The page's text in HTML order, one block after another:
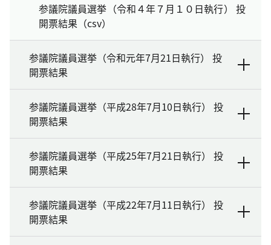
参議院議員選挙（令和４年７月１０日執行） 投
開票結果（csv）
参議院議員選挙（令和元年7月21日執行） 投
開票結果
参議院議員選挙（平成28年7月10日執行） 投
開票結果
参議院議員選挙（平成25年7月21日執行） 投
開票結果
参議院議員選挙（平成22年7月11日執行） 投
開票結果